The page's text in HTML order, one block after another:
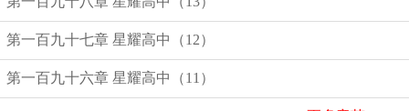
第一百九十七章 星耀高中（12）
第一百九十六章 星耀高中（11）